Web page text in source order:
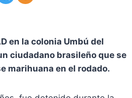
en la colonia Umbú del
ciudadano brasileño que se
marihuana en el rodado.